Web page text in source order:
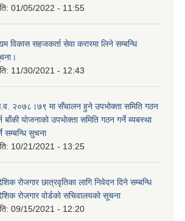
01/05/2022 - 11:55
विकास सहजकर्ता सेवा करारमा लिने सम्बन्धि
11/30/2021 - 12:43
२०७८।७९ मा सँचालन हुने उपभोक्ता समिति गठन
बाँकी योजनाको उपभोक्ता समिति गठन गर्ने ब्यबस्था
सम्बन्धि सुचना
10/21/2021 - 13:25
रोजगार छात्रवृतिका लागि निवेदन दिने सम्बन्धि
रोजगार वोर्डको सचिवालयको सूचना
09/15/2021 - 12:20